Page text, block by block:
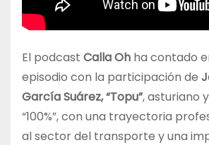
El podcast Calla Oh ha contado
episodio con la participación de
García Suárez, “Topu”, asturiano
“100%”, con una trayectoria
al sector del transporte y una